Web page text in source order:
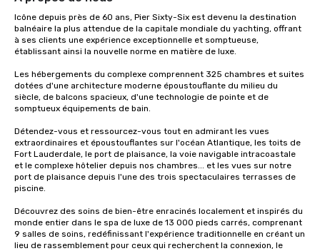
Icône depuis près de 60 ans, Pier Sixty-Six est devenu la destination
balnéaire la plus attendue de la capitale mondiale du yachting, offrant
à ses clients une expérience exceptionnelle et somptueuse,
établissant ainsi la nouvelle norme en matière de luxe.
Les hébergements du complexe comprennent 325 chambres et suites
dotées d'une architecture moderne époustouflante du milieu du
siècle, de balcons spacieux, d'une technologie de pointe et de
somptueux équipements de bain.
Détendez-vous et ressourcez-vous tout en admirant les vues
extraordinaires et époustouflantes sur l'océan Atlantique, les toits de
Fort Lauderdale, le port de plaisance, la voie navigable intracoastale
et le complexe hôtelier depuis nos chambres... et les vues sur notre
port de plaisance depuis l'une des trois spectaculaires terrasses de
piscine.
Découvrez des soins de bien-être enracinés localement et inspirés du
monde entier dans le spa de luxe de 13 000 pieds carrés, comprenant
9 salles de soins, redéfinissant l'expérience traditionnelle en créant un
lieu de rassemblement pour ceux qui recherchent la connexion, le